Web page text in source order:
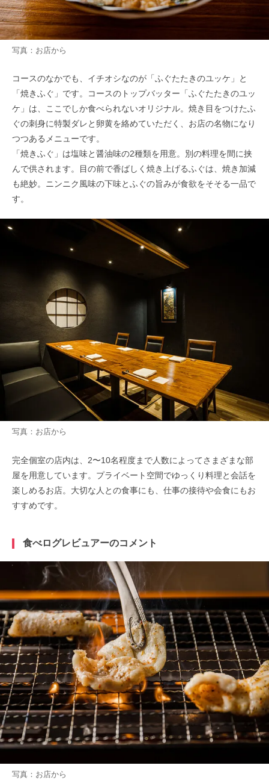
写真：お店から
コースのなかでも、イチオシなのが「ふぐたたきのユッケ」と
「焼きふぐ」です。コースのトップバッター「ふぐたたきのユッ
ケ」は、ここでしか食べられないオリジナル。焼き目をつけたふ
ぐの刺身に特製ダレと卵黄を絡めていただく、お店の名物になり
つつあるメニューです。
「焼きふぐ」は塩味と醤油味の2種類を用意。別の料理を間に挟
んで供されます。目の前で香ばしく焼き上げるふぐは、焼き加減
も絶妙。ニンニク風味の下味とふぐの旨みが食欲をそそる一品で
す。
写真：お店から
完全個室の店内は、2〜10名程度まで人数によってさまざまな部
屋を用意しています。プライベート空間でゆっくり料理と会話を
楽しめるお店。大切な人との食事にも、仕事の接待や会食にもお
すすめです。
食べログレビュアーのコメント
写真：お店から